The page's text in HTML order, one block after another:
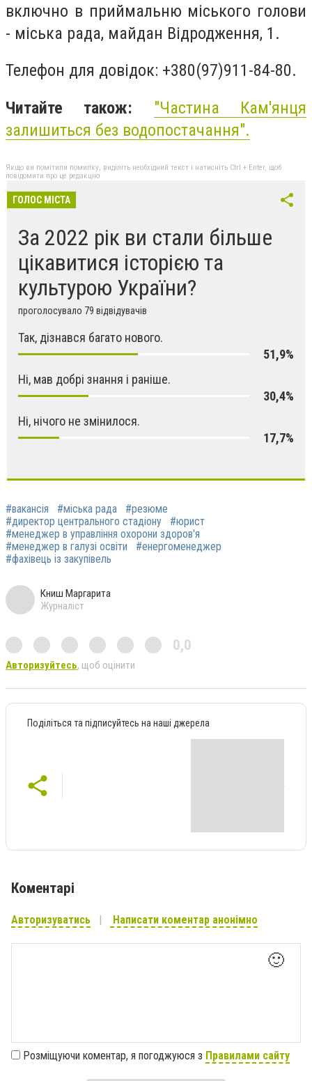
включно в приймальню міського голови
- міська рада, майдан Відродження, 1.
Телефон для довідок: +380(97)911-84-80.
Читайте також: "Частина Кам'янця
залишиться без водопостачання".
Якщо ви помітили помилку, виділіть необхідний текст і натисніть Ctrl + Enter, щоб
повідомити про це редакцію
ГОЛОС МІСТА
За 2022 рік ви стали більше
цікавитися історією та
культурою України?
проголосувало 79 відвідувачів
Так, дізнався багато нового.
51,9%
Ні, мав добрі знання і раніше.
30,4%
Ні, нічого не змінилося.
17,7%
#вакансія #міська рада
#резюме
#директор центрального стадіону
#юрист
#менеджер в управління охорони здоров'я
#менеджер в галузі освіти
#енергоменеджер
#фахівець із закупівель
Книш Маргарита
Журналіст
0,0
Авторизуйтесь, щоб оцінити
Поділіться та підписуйтесь на наші джерела
Коментарі
Авторизуватись Написати коментар анонімно
🙂
Розміщуючи коментар, я погоджуюся з Правилами сайту